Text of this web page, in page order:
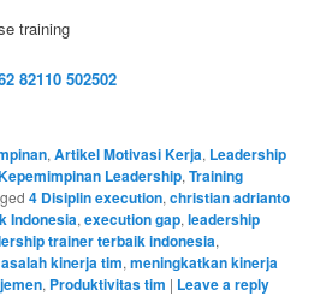
training
82110 502502
,Artikel Motivasi Kerja, Leadership
Leadership,Training
4 Disiplin execution,christian adrianto
Indonesia,execution gap,leadership
trainer terbaik indonesia,
kinerja tim,meningkatkan kinerja
, Produktivitas tim | Leave a reply